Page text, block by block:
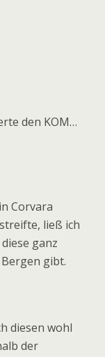
den KOM…
Corvara
ließ ich
ganz
gibt.
diesen wohl
der